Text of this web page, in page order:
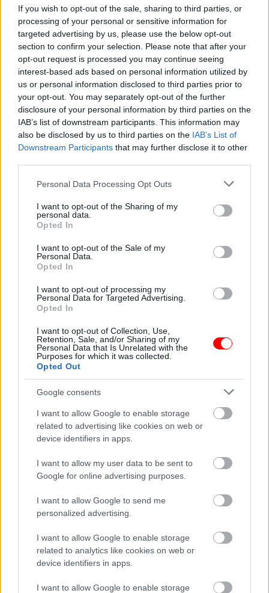
If you wish to opt-out of the sale, sharing to third parties, or
processing of your personal or sensitive information for
targeted advertising by us, please use the below opt-out
section to confirm your selection. Please note that after your
opt-out request is processed you may continue seeing
interest-based ads based on personal information utilized by
us or personal information disclosed to third parties prior to
your opt-out. You may separately opt-out of the further
disclosure of your personal information by third parties on the
IAB’s list of downstream participants. This information may
also be disclosed by us to third parties on the IAB’s List of
Downstream Participants that may further disclose it to other
Please note that this website/app uses one or more Google
not limited to your visit or usage behaviour. You may click to
grant or deny consent to Google and its third-party tags to
use your data for below specified purposes in below Google
consent section.
Personal Data Processing Opt Outs
I want to opt-out of the Sharing of my
personal data.
Opted In
I want to opt-out of the Sale of my
Personal Data.
Opted In
I want to opt-out of processing my
Personal Data for Targeted Advertising.
Opted In
I want to opt-out of Collection, Use,
Retention, Sale, and/or Sharing of my
Personal Data that Is Unrelated with the
Purposes for which it was collected.
Opted Out
Google consents
I want to allow Google to enable storage
related to advertising like cookies on web or
device identifiers in apps.
I want to allow my user data to be sent to
Google for online advertising purposes.
I want to allow Google to send me
personalized advertising.
I want to allow Google to enable storage
related to analytics like cookies on web or
device identifiers in apps.
I want to allow Google to enable storage
Tetszett? Oszd meg az ismerőseiddel is!
Olvasta már?:
Közbelépnek az
csillagjegyeknek…
Ezt a 8 dolgot ne add
mert a…
Megszakad egy rossz
időszak: július végéig…
jósnő: hatalmas
lehetőségeket…
A csillagok ma estére
extra energiát adnak
— de nem…
Napi horoszkóp 03.30
9 jel, hogy nem ez az
első életed a Földön:…
A húsvét nagy
fordulatot hozhat
ezeknek a jegyeknek…
Április 7. horoszkóp:
nem minden
A rák egyre
fiatalabbakat támad:
Ez a 2 élelmiszer a…